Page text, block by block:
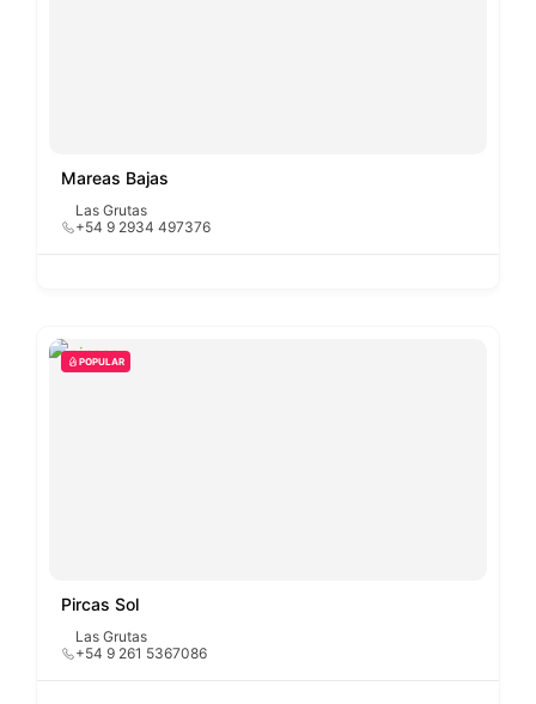
Mareas Bajas
Las Grutas
+54 9 2934 497376
POPULAR
Pircas Sol
Las Grutas
+54 9 261 5367086